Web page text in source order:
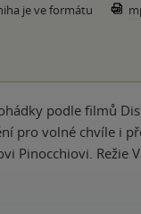
je ve formátu
podle filmů
pro volné chvíle i
Pinocchiovi. Režie